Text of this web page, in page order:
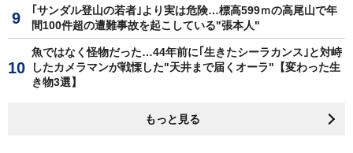
｢サンダル登山の若者｣より実は危険…標高599ｍの高尾山で年
間100件超の遭難事故を起こしている"張本人"
魚ではなく怪物だった…44年前に｢生きたシーラカンス｣と対峙
したカメラマンが戦慄した"天井まで届くオーラ"【変わった生
き物3選】
もっと見る